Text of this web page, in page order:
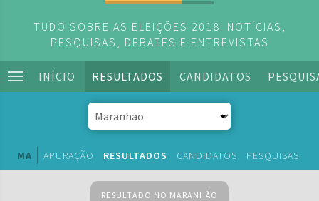
TUDO SOBRE AS ELEIÇÕES 2018: NOTÍCIAS,
PESQUISAS, DEBATES E ENTREVISTAS
INÍCIO RESULTADOS CANDIDATOS
MA APURAÇÃO RESULTADOS CANDIDATOS PESQUISAS
RESULTADO NO MARANHÃO